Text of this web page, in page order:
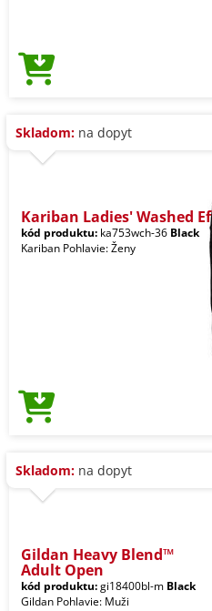
Skladom: na dopyt
Kariban Ladies' Washed Ef
kód produktu: ka753wch-36 Black
Kariban Pohlavie: Ženy
Skladom: na dopyt
Gildan Heavy Blend™
Adult Open
kód produktu:gi18400bl-m Black
Gildan Pohlavie: Muži